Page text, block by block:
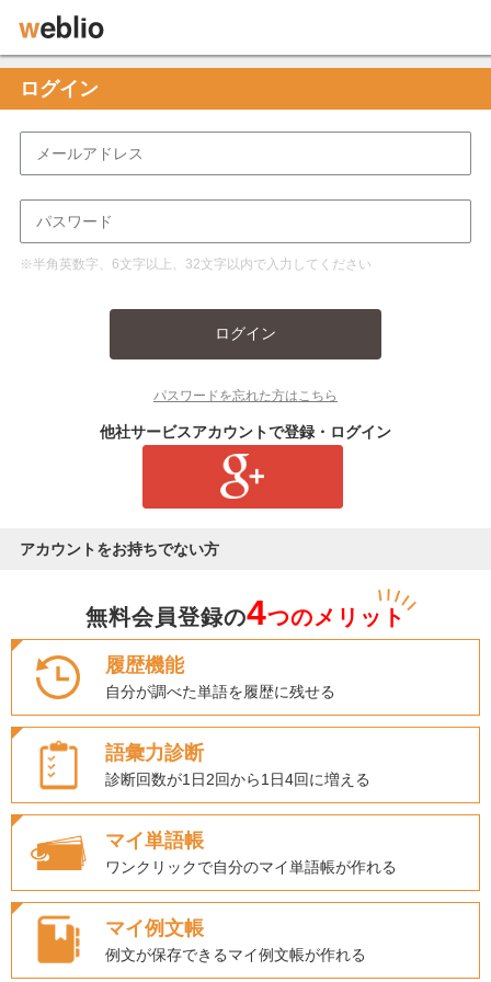
ログイン
※半角英数字、6文字以上、32文字以内で入力してください
ログイン
パスワードを忘れた方はこちら
他社サービスアカウントで登録・ログイン
アカウントをお持ちでない方
無料会員登録の4つのメリット
履歴機能
自分が調べた単語を履歴に残せる
語彙力診断
診断回数が1日2回から1日4回に増える
マイ単語帳
ワンクリックで自分のマイ単語帳が作れる
マイ例文帳
例文が保存できるマイ例文帳が作れる